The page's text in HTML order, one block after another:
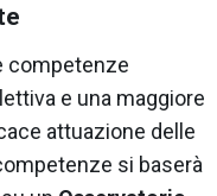
competenze
e una maggiore
attuazione delle
si baserà